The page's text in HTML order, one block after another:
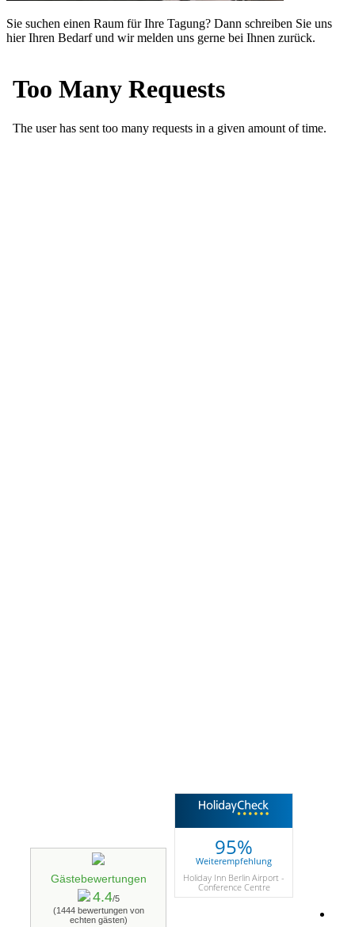
Sie suchen einen Raum für Ihre Tagung? Dann schreiben Sie uns
hier Ihren Bedarf und wir melden uns gerne bei Ihnen zurück.
Gästebewertungen
4.4/5
(1444 bewertungen von
echten gästen)
95%
Weiterempfehlung
Holiday Inn Berlin Airport -
Conference Centre